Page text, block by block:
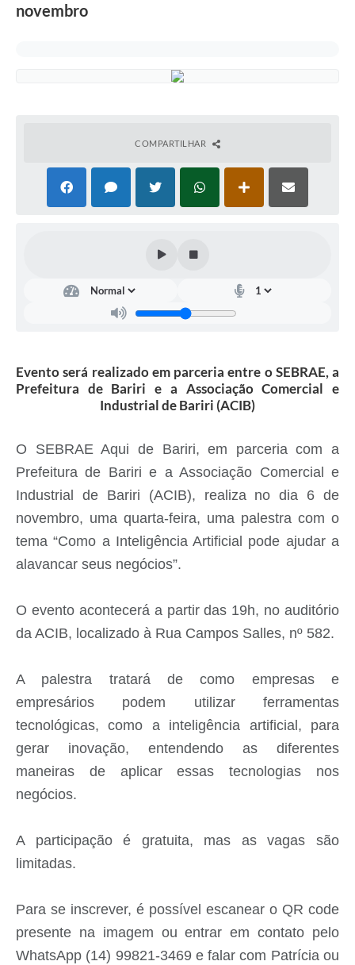
novembro
COMPARTILHAR
Evento será realizado em parceria entre o SEBRAE, a
Prefeitura de Bariri e a Associação Comercial e
Industrial de Bariri (ACIB)
O SEBRAE Aqui de Bariri, em parceria com a
Prefeitura de Bariri e a Associação Comercial e
Industrial de Bariri (ACIB), realiza no dia 6 de
novembro, uma quarta-feira, uma palestra com o
tema “Como a Inteligência Artificial pode ajudar a
alavancar seus negócios”.
O evento acontecerá a partir das 19h, no auditório
da ACIB, localizado à Rua Campos Salles, nº 582.
A palestra tratará de como empresas e
empresários podem utilizar ferramentas
tecnológicas, como a inteligência artificial, para
gerar inovação, entendendo as diferentes
maneiras de aplicar essas tecnologias nos
negócios.
A participação é gratuita, mas as vagas são
limitadas.
Para se inscrever, é possível escanear o QR code
presente na imagem ou entrar em contato pelo
WhatsApp (14) 99821-3469 e falar com Patrícia ou